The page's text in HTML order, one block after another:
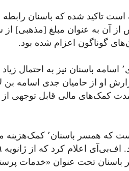
تاکید شده که باسنان رابطه
آن به عنوان مبلغ [مذهبی] از
گوناگون اعزام شده بود.
بر اساس گزارش‌های دریافتی اف‌بی‌آی٬ اسامه باسنان
او از حامیان جدی اسامه بن
کمک‌های مالی قابل توجهی
در بخش دیگری از این گزارش
دلار) به همسر باسنان تحت عنوان